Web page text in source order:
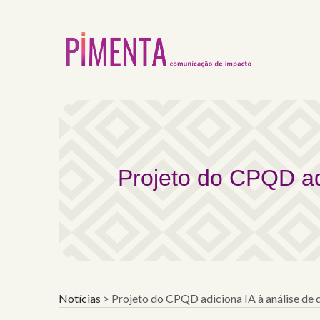
Projeto do CPQD
Notícias > Projeto do CPQD adiciona IA à análise de